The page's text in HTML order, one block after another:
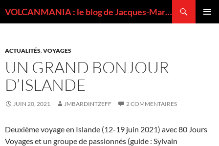
VOLCANMANIA : le blog de Jacques-Marie BARDINTZEFF, volcanologue
ACTUALITÉS,VOYAGES
UN GRAND BONJOUR
D’ISLANDE
JUIN 20, 2021 JMBARDINTZEFF 2 COMMENTAIRES
Deuxième voyage en Islande (12-19 juin 2021) avec 80 Jours
Voyages et un groupe de passionnés (guide : Sylvain